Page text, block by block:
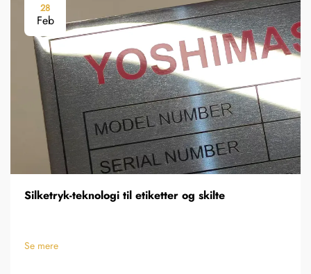
28
Feb
Silketryk-teknologi til etiketter og skilte
Se mere